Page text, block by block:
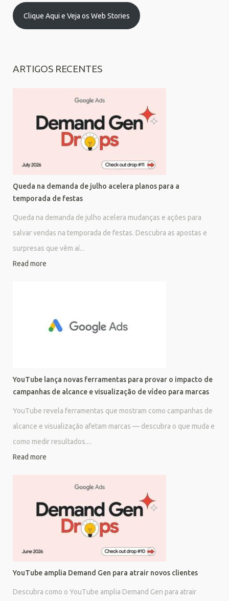
Clique Aqui e Veja os Web Stories
ARTIGOS RECENTES
Queda na demanda de julho acelera planos para a
temporada de festas
Queda na demanda de julho acelera mudanças e ações para
salvar vendas na temporada de festas. Descubra as apostas e
surpresas que vêm aí...
Read more
YouTube lança novas ferramentas para provar o impacto de
campanhas de alcance e visualização de vídeo para marcas
YouTube revela ferramentas que mostram como campanhas de
alcance e visualização afetam marcas — descubra o que muda e
como medir resultados....
Read more
YouTube amplia Demand Gen para atrair novos clientes
Descubra como o YouTube amplia Demand Gen para atrair